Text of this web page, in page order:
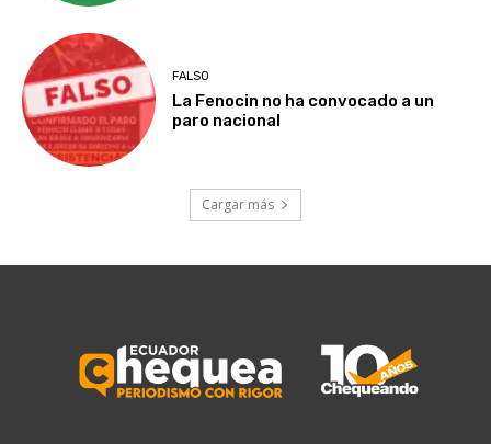
FALSO
La Fenocin no ha convocado a un
paro nacional
Cargar más